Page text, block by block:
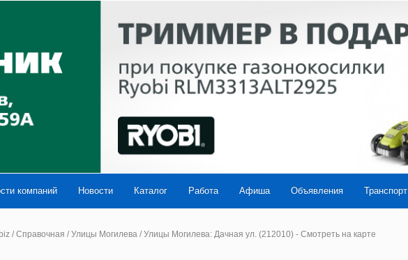
компаний Новости Каталог Работа Афиша Объявления Транспорт
/ Справочная / Улицы Могилева /Улицы Могилева: Дачная ул. (212010) - Смотреть на карте